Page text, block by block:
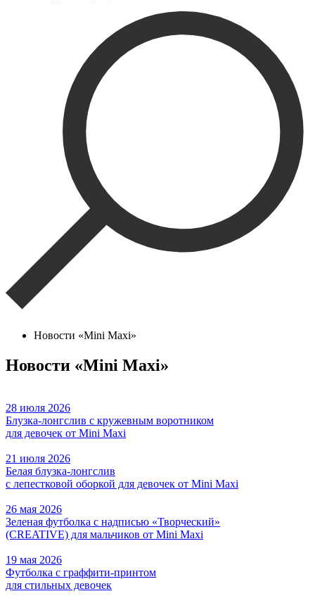
Новости «Mini Maxi»
Новости «Mini Maxi»
28 июля 2026
Блузка-лонгслив с кружевным воротником
для девочек от Mini Maxi
21 июля 2026
Белая блузка-лонгслив
с лепестковой оборкой для девочек от Mini Maxi
26 мая 2026
Зеленая футболка с надписью «Творческий»
(CREATIVE) для мальчиков от Mini Maxi
19 мая 2026
Футболка с граффити-принтом
для стильных девочек